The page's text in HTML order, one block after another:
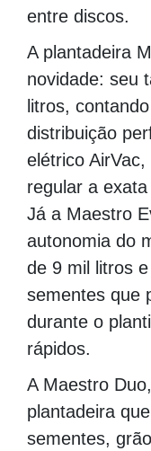
entre discos.
A plantadeira
novidade: seu
litros,
distribuição
elétrico
regular a
Já a Maestro
autonomia do
de 9 mil litros
sementes que
durante o
rápidos.
A Maestro
plantadeira
sementes,